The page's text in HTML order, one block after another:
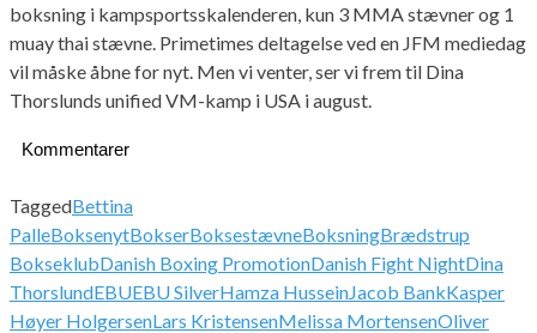
boksning i kampsportsskalenderen, kun 3 MMA stævner og 1
muay thai stævne. Primetimes deltagelse ved en JFM mediedag
vil måske åbne for nyt. Men vi venter, ser vi frem til Dina
Thorslunds unified VM-kamp i USA i august.
Kommentarer
TaggedBettina
PalleBoksenytBokserBoksestævneBoksningBrædstrup
BokseklubDanish Boxing PromotionDanish Fight NightDina
ThorslundEBUEBU SilverHamza HusseinJacob BankKasper
Høyer HolgersenLars KristensenMelissa MortensenOliver